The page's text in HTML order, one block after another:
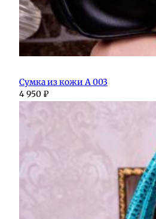
Сумка из кожи А 003
4 950 ₽